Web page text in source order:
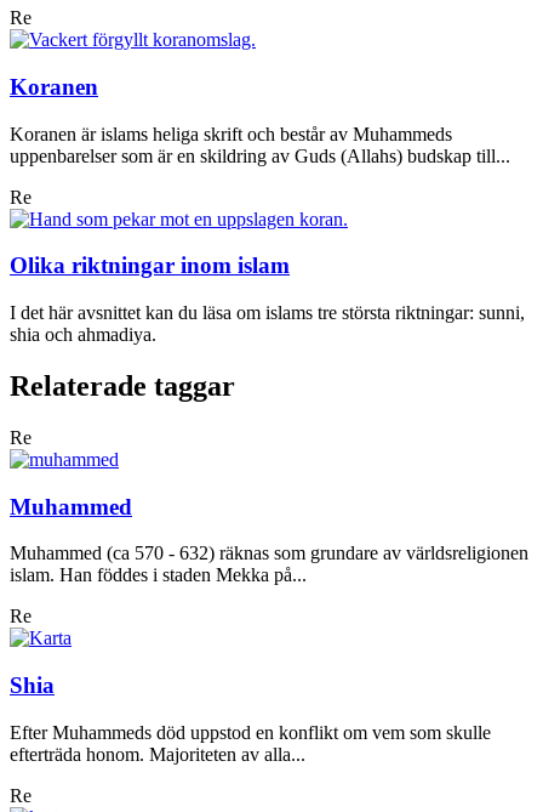
Re
Koranen
Koranen är islams heliga skrift och består av Muhammeds
uppenbarelser som är en skildring av Guds (Allahs) budskap till...
Re
Olika riktningar inom islam
I det här avsnittet kan du läsa om islams tre största riktningar: sunni,
shia och ahmadiya.
Relaterade taggar
Re
Muhammed
Muhammed (ca 570 - 632) räknas som grundare av världsreligionen
islam. Han föddes i staden Mekka på...
Re
Shia
Efter Muhammeds död uppstod en konflikt om vem som skulle
efterträda honom. Majoriteten av alla...
Re